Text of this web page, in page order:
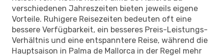
verschiedenen Jahreszeiten bieten jeweils eigene
Vorteile. Ruhigere Reisezeiten bedeuten oft eine
bessere Verfügbarkeit, ein besseres Preis-Leistungs-
Verhältnis und eine entspanntere Reise, während die
Hauptsaison in Palma de Mallorca in der Regel mehr